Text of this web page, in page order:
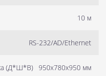
10 м
RS-232/AD/Ethernet
(Д*Ш*В) 950x780x950 мм